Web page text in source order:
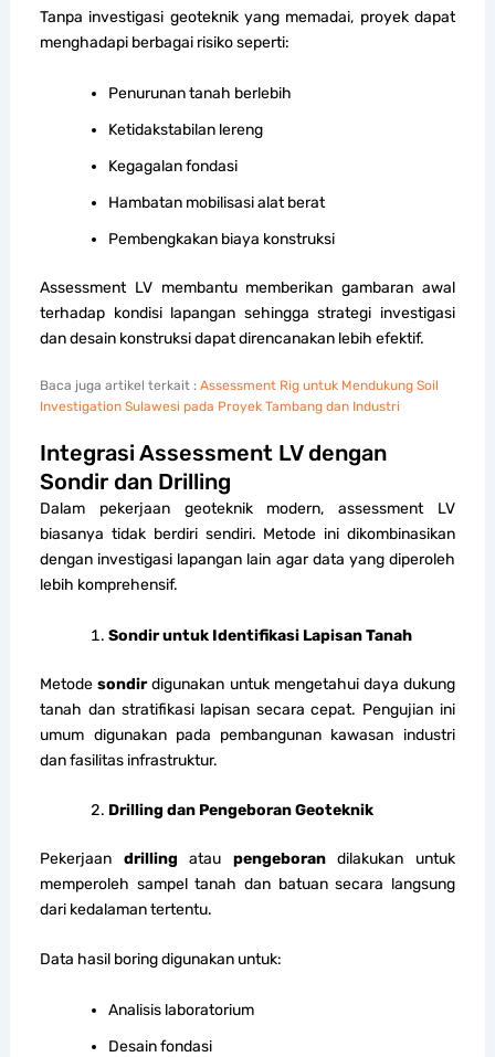
Tanpa investigasi geoteknik yang memadai, proyek dapat
menghadapi berbagai risiko seperti:
Penurunan tanah berlebih
Ketidakstabilan lereng
Kegagalan fondasi
Hambatan mobilisasi alat berat
Pembengkakan biaya konstruksi
Assessment LV membantu memberikan gambaran awal
terhadap kondisi lapangan sehingga strategi investigasi
dan desain konstruksi dapat direncanakan lebih efektif.
Baca juga artikel terkait :Assessment Rig untuk Mendukung Soil
Investigation Sulawesi pada Proyek Tambang dan Industri
Integrasi Assessment LV dengan
Sondir dan Drilling
Dalam pekerjaan geoteknik modern, assessment LV
biasanya tidak berdiri sendiri. Metode ini dikombinasikan
dengan investigasi lapangan lain agar data yang diperoleh
lebih komprehensif.
Sondir untuk Identifikasi Lapisan Tanah
Metodesondirdigunakan untuk mengetahui daya dukung
tanah dan stratifikasi lapisan secara cepat. Pengujian ini
umum digunakan pada pembangunan kawasan industri
dan fasilitas infrastruktur.
Drilling dan Pengeboran Geoteknik
Pekerjaan drilling atau pengeborandilakukan untuk
memperoleh sampel tanah dan batuan secara langsung
dari kedalaman tertentu.
Data hasil boring digunakan untuk:
Analisis laboratorium
Desain fondasi